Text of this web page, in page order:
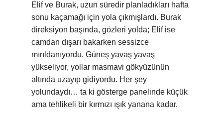
Elif ve Burak, uzun süredir planladıkları hafta
sonu kaçamağı için yola çıkmışlardı. Burak
direksiyon başında, gözleri yolda; Elif ise
camdan dışarı bakarken sessizce
mırıldanıyordu. Güneş yavaş yavaş
yükseliyor, yollar masmavi gökyüzünün
altında uzayıp gidiyordu. Her şey
yolundaydı… ta ki gösterge panelinde küçük
ama tehlikeli bir kırmızı ışık yanana kadar.